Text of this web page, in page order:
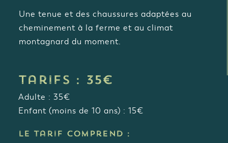
Une tenue et des chaussures adaptées au
cheminement à la ferme et au climat
montagnard du moment.
Tarifs : 35€
Adulte : 35€
Enfant (moins de 10 ans) : 15€
Le tarif comprend :